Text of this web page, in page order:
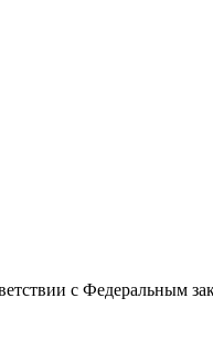
с Федеральным